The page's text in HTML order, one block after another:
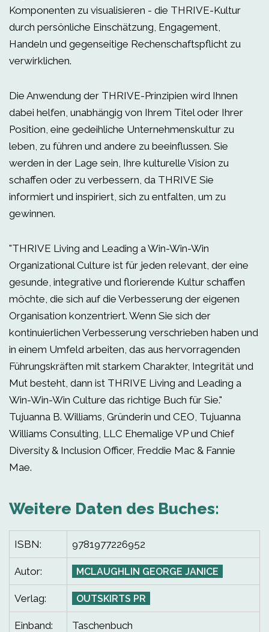
Komponenten zu visualisieren - die THRIVE-Kultur
durch persönliche Einschätzung, Engagement,
Handeln und gegenseitige Rechenschaftspflicht zu
verwirklichen.
Die Anwendung der THRIVE-Prinzipien wird Ihnen
dabei helfen, unabhängig von Ihrem Titel oder Ihrer
Position, eine gedeihliche Unternehmenskultur zu
leben, zu führen und andere zu beeinflussen. Sie
werden in der Lage sein, Ihre kulturelle Vision zu
schaffen oder zu verbessern, da THRIVE Sie
informiert und inspiriert, sich zu entfalten, um zu
gewinnen.
"THRIVE Living and Leading a Win-Win-Win
Organizational Culture ist für jeden relevant, der eine
gesunde, integrative und florierende Kultur schaffen
möchte, die sich auf die Verbesserung der eigenen
Organisation konzentriert. Wenn Sie sich der
kontinuierlichen Verbesserung verschrieben haben und
in einem Umfeld arbeiten, das aus hervorragenden
Führungskräften mit starkem Charakter, Integrität und
Mut besteht, dann ist THRIVE Living and Leading a
Win-Win-Win Culture das richtige Buch für Sie."
Tujuanna B. Williams, Gründerin und CEO, Tujuanna
Williams Consulting, LLC Ehemalige VP und Chief
Diversity & Inclusion Officer, Freddie Mac & Fannie
Mae.
Weitere Daten des Buches:
ISBN: 9781977226952
Autor: MCLAUGHLIN GEORGE JANICE
Verlag: OUTSKIRTS PR
Einband: Taschenbuch